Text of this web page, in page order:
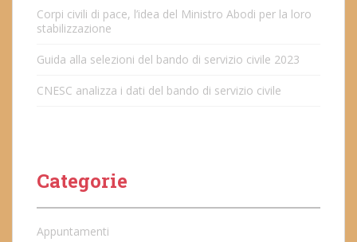
Corpi civili di pace, l’idea del Ministro Abodi per la loro
stabilizzazione
Guida alla selezioni del bando di servizio civile 2023
CNESC analizza i dati del bando di servizio civile
Categorie
Appuntamenti